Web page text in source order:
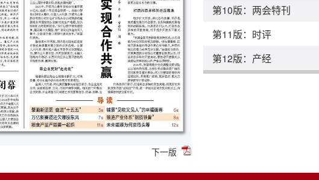
下一版
第10版：两会特刊
第11版：时评
第12版：产经